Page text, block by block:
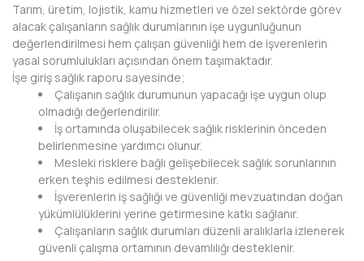
GİRESUN
GÜMÜŞHANE
HAKKARİ
HATAY
IĞDIR
ISPARTA
KAHRAMANMARAŞ
KARABÜK
Tarım, üretim, lojistik, kamu hizmetleri ve özel sektörde görev
alacak çalışanların sağlık durumlarının işe uygunluğunun
değerlendirilmesi hem çalışan güvenliği hem de işverenlerin
yasal sorumlulukları açısından önem taşımaktadır.
İşe giriş sağlık raporu sayesinde;
Çalışanın sağlık durumunun yapacağı işe uygun olup
olmadığı değerlendirilir.
İş ortamında oluşabilecek sağlık risklerinin önceden
belirlenmesine yardımcı olunur.
Mesleki risklere bağlı gelişebilecek sağlık sorunlarının
erken teşhis edilmesi desteklenir.
İşverenlerin iş sağlığı ve güvenliği mevzuatından doğan
yükümlülüklerini yerine getirmesine katkı sağlanır.
Çalışanların sağlık durumları düzenli aralıklarla izlenerek
güvenli çalışma ortamının devamlılığı desteklenir.